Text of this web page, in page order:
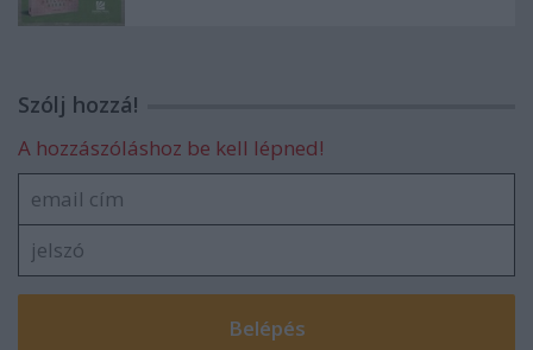
Szólj hozzá!
A hozzászóláshoz be kell lépned!